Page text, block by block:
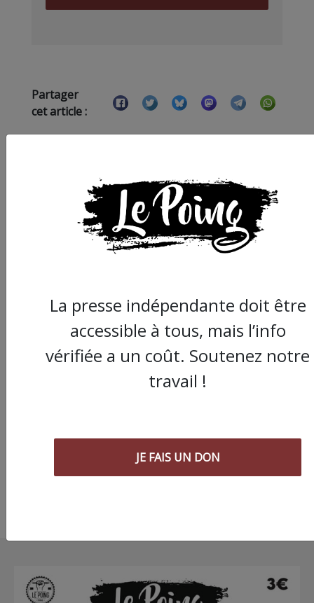
Partager
cet article :
ARTICLE SUIVANT :
Montpellier : « Le
Paume en deuil », la
La presse indépendante doit être
accessible à tous, mais l’info
vérifiée a un coût. Soutenez notre
travail !
JE FAIS UN DON